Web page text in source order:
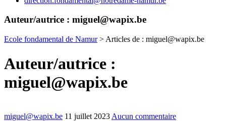
Auteur/autrice : miguel@wapix.be
Ecole fondamental de Namur> Articles de : miguel@wapix.be
Auteur/autrice :
miguel@wapix.be
miguel@wapix.be 11 juillet 2023 Aucun commentaire